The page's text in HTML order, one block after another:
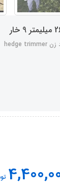
الحاقی تبدیل علفزن به شمشاد زن hedge trimmer